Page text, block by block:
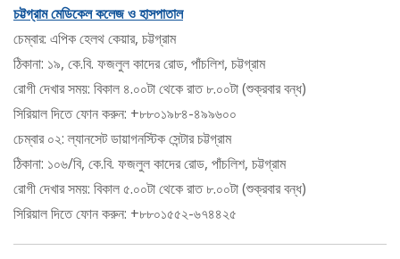
চট্টগ্রাম মেডিকেল কলেজ ও হাসপাতাল
চেম্বার: এপিক হেলথ কেয়ার, চট্টগ্রাম
ঠিকানা: ১৯, কে.বি. ফজলুল কাদের রোড, পাঁচলিশ, চট্টগ্রাম
রোগী দেখার সময়: বিকাল ৪.০০টা থেকে রাত ৮.০০টা (শুক্রবার বন্ধ)
সিরিয়াল দিতে ফোন করুন: +৮৮০১৯৮৪-৪৯৯৬০০
চেম্বার ০২: ল্যানসেট ডায়াগনস্টিক সেন্টার চট্টগ্রাম
ঠিকানা: ১০৬/বি, কে.বি. ফজলুল কাদের রোড, পাঁচলিশ, চট্টগ্রাম
রোগী দেখার সময়: বিকাল ৫.০০টা থেকে রাত ৮.০০টা (শুক্রবার বন্ধ)
সিরিয়াল দিতে ফোন করুন: +৮৮০১৫৫২-৬৭৪৪২৫